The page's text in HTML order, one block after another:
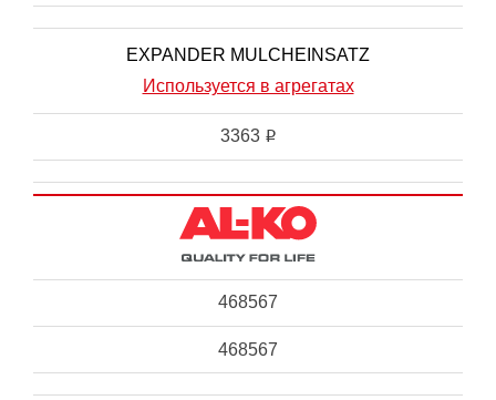
EXPANDER MULCHEINSATZ
Используется в агрегатах
3363 i
468567
468567